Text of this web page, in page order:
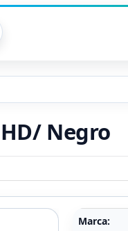
Negro
Marca: